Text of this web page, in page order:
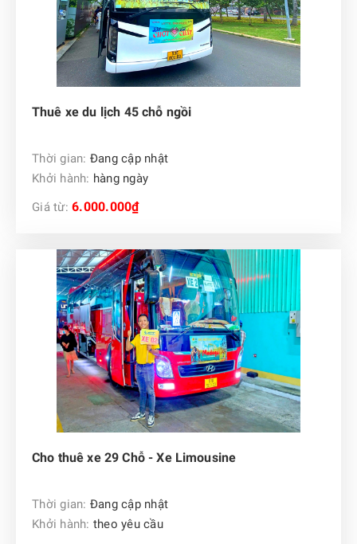
Thuê xe du lịch 45 chỗ ngồi
Thời gian: Đang cập nhật
Khởi hành: hàng ngày
Giá từ: 6.000.000₫
Cho thuê xe 29 Chỗ - Xe Limousine
Thời gian: Đang cập nhật
Khởi hành: theo yêu cầu